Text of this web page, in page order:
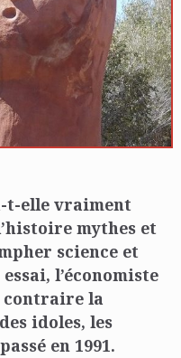
t-elle vraiment
mythes et
science et
l’économiste
contraire la
idoles, les
en 1991.